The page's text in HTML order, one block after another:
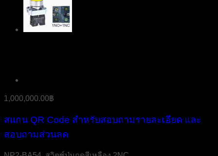
1,000,000.00฿
สแกน QR Code สำหรับสอบถามรายละเอียด และ
สอบถามส่วนลด